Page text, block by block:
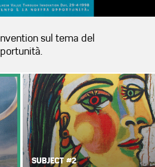
sul tema del
SUBJECT #2